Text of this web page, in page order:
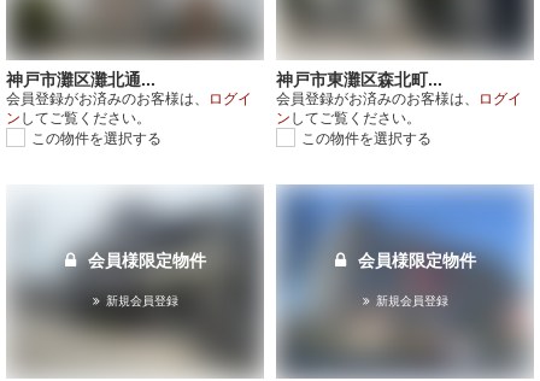
神戸市灘区灘北通...
会員登録がお済みのお客様は、
ログイ
ン してご覧ください。
この物件を選択する
神戸市東灘区森北町...
会員登録がお済みのお客様は、
ログイ
ン してご覧ください。
この物件を選択する
会員様限定物件
新規会員登録
会員様限定物件
新規会員登録